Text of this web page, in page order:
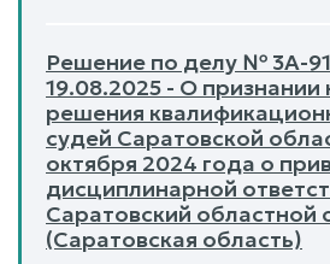
Решение по делу № 3А-
19.08.2025 - О
решения
судей Саратовской
октября 2024 года о
дисциплинарной
Саратовский областной
(Саратовская область)